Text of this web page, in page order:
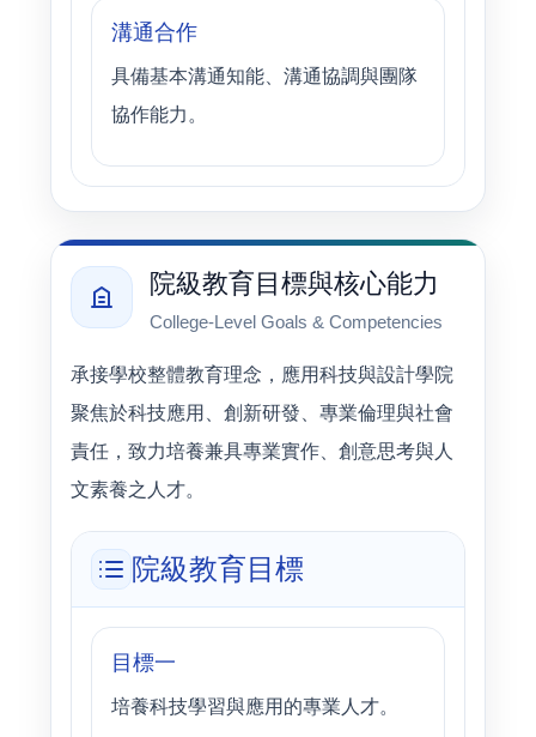
溝通合作
具備基本溝通知能、溝通協調與團隊
協作能力。
院級教育目標與核心能力
College-Level Goals & Competencies
承接學校整體教育理念，應用科技與設計學院
聚焦於科技應用、創新研發、專業倫理與社會
責任，致力培養兼具專業實作、創意思考與人
文素養之人才。
院級教育目標
目標一
培養科技學習與應用的專業人才。